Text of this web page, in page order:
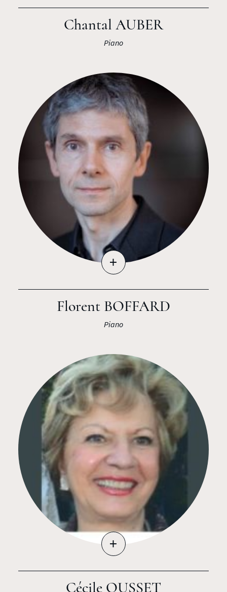
Chantal AUBER
Piano
+
Florent BOFFARD
Piano
+
Cécile OUSSET